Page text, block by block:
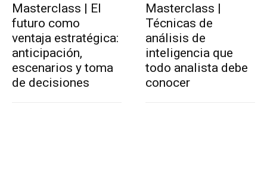
Masterclass | El
futuro como
ventaja estratégica:
anticipación,
escenarios y toma
de decisiones
Masterclass |
Técnicas de
análisis de
inteligencia que
todo analista debe
conocer